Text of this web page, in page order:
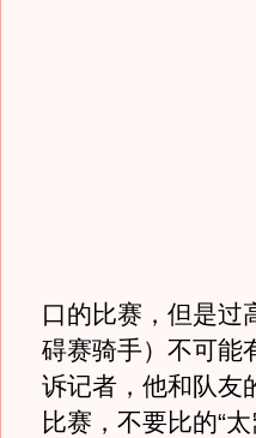
口的比赛，但是过
碍赛骑手）不可能
诉记者，他和队友
比赛，不要比的“太